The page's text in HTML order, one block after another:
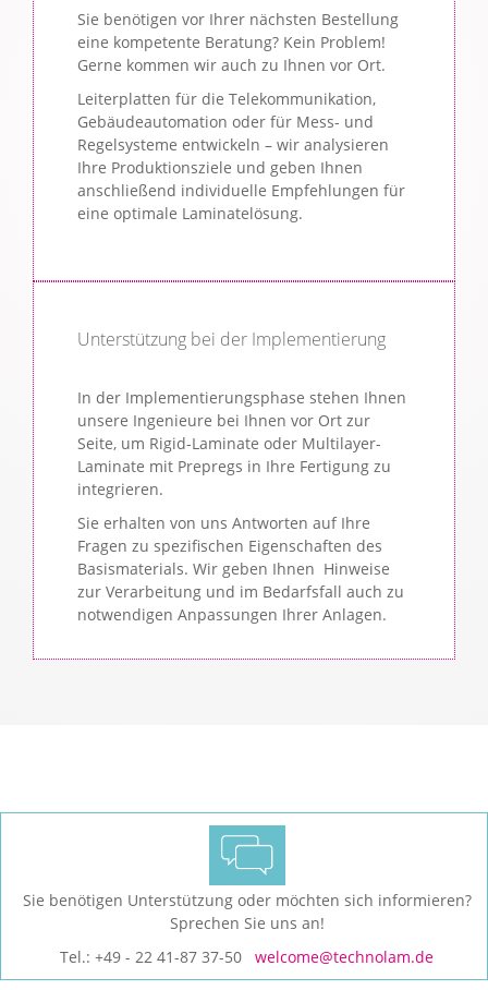
Sie benötigen vor Ihrer nächsten Bestellung
eine kompetente Beratung? Kein Problem!
Gerne kommen wir auch zu Ihnen vor Ort.
Leiterplatten für die Telekommunikation,
Gebäudeautomation oder für Mess- und
Regelsysteme entwickeln – wir analysieren
Ihre Produktionsziele und geben Ihnen
anschließend individuelle Empfehlungen für
eine optimale Laminatelösung.
Unterstützung bei der Implementierung
In der Implementierungsphase stehen Ihnen
unsere Ingenieure bei Ihnen vor Ort zur
Seite, um Rigid-Laminate oder Multilayer-
Laminate mit Prepregs in Ihre Fertigung zu
integrieren.
Sie erhalten von uns Antworten auf Ihre
Fragen zu spezifischen Eigenschaften des
Basismaterials. Wir geben Ihnen Hinweise
zur Verarbeitung und im Bedarfsfall auch zu
notwendigen Anpassungen Ihrer Anlagen.
Sie benötigen Unterstützung oder möchten sich informieren?
Sprechen Sie uns an!
Tel.: +49 - 22 41-87 37-50 welcome@technolam.de